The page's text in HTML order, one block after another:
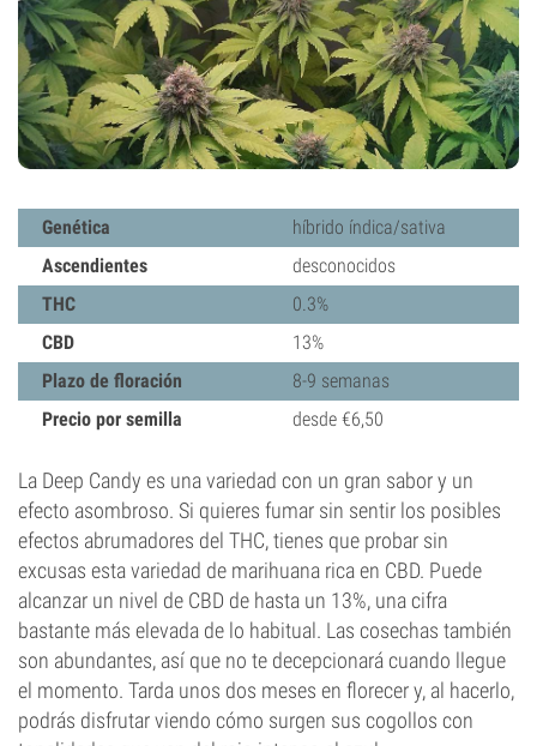
Genética
híbrido índica/sativa
Ascendientes
desconocidos
THC
0.3%
CBD
13%
Plazo de floración
8-9 semanas
Precio por semilla
desde €6,50
La Deep Candy es una variedad con un gran sabor y un
efecto asombroso. Si quieres fumar sin sentir los posibles
efectos abrumadores del THC, tienes que probar sin
excusas esta variedad de marihuana rica en CBD. Puede
alcanzar un nivel de CBD de hasta un 13%, una cifra
bastante más elevada de lo habitual. Las cosechas también
son abundantes, así que no te decepcionará cuando llegue
el momento. Tarda unos dos meses en florecer y, al hacerlo,
podrás disfrutar viendo cómo surgen sus cogollos con